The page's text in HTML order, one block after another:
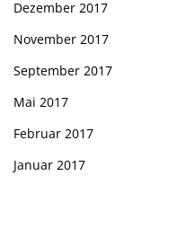
Dezember 2017
November 2017
September 2017
Mai 2017
Februar 2017
Januar 2017